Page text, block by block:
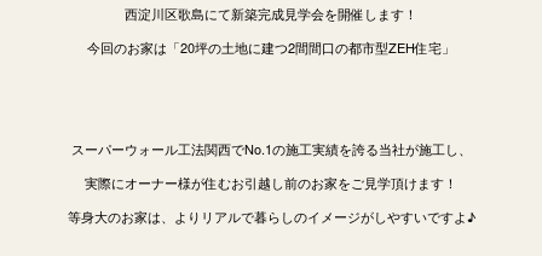
西淀川区歌島にて新築完成見学会を開催します！
今回のお家は「20坪の土地に建つ2間間口の都市型ZEH住宅」
スーパーウォール工法関西でNo.1の施工実績を誇る当社が施工し、
実際にオーナー様が住むお引越し前のお家をご見学頂けます！
等身大のお家は、よりリアルで暮らしのイメージがしやすいですよ♪